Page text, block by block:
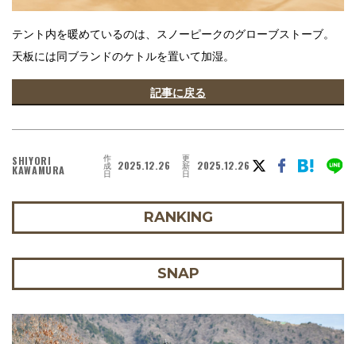
テント内を暖めているのは、スノーピークのグローブストーブ。
天板には同ブランドのケトルを置いて加湿。
記事に戻る
SHIYORI
KAWAMURA
作
成
日
2025.12.26 更
新
日
2025.12.26
RANKING
SNAP